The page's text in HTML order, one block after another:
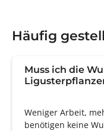
Häufig
Muss ich die
Weniger Arbeit,
benötigen keine